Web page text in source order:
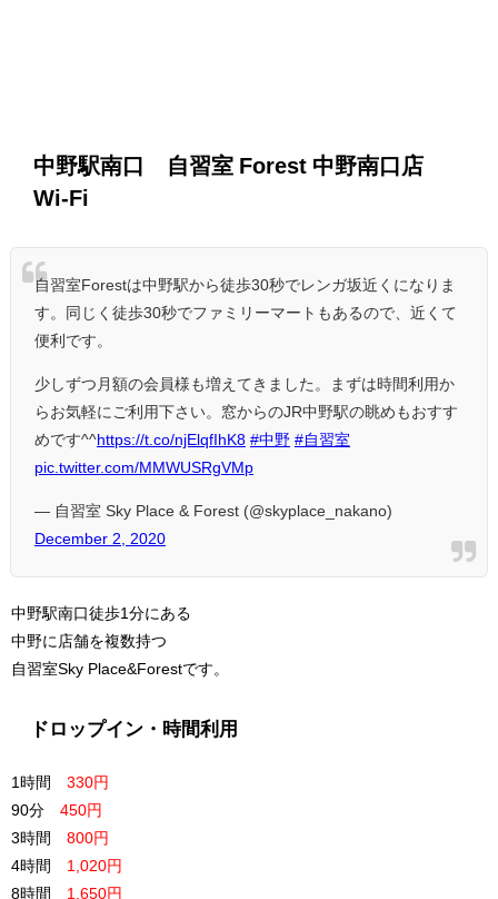
中野駅南口 自習室 Forest 中野南口店
Wi-Fi
自習室Forestは中野駅から徒歩30秒でレンガ坂近くになりま
す。同じく徒歩30秒でファミリーマートもあるので、近くて
便利です。
少しずつ月額の会員様も増えてきました。まずは時間利用か
らお気軽にご利用下さい。窓からのJR中野駅の眺めもおすす
めです^^https://t.co/njElqfIhK8 #中野 #自習室
pic.twitter.com/MMWUSRgVMp
— 自習室 Sky Place & Forest (@skyplace_nakano)
December 2, 2020
中野駅南口徒歩1分にある
中野に店舗を複数持つ
自習室Sky Place&Forestです。
ドロップイン・時間利用
1時間
330円
90分 450円
3時間
800円
4時間 1,020円
8時間
1,650円